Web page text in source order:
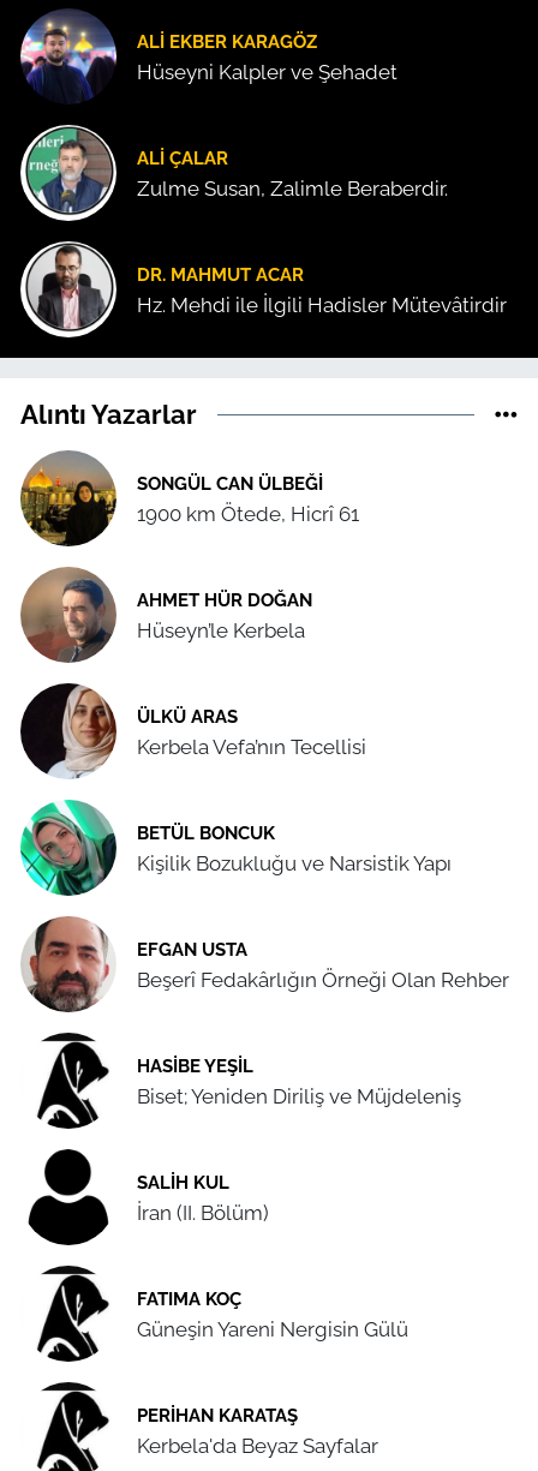
ALI EKBER KARAGÖZ
Hüseyni Kalpler ve Şehadet
ALI ÇALAR
Zulme Susan, Zalimle Beraberdir.
DR. MAHMUT ACAR
Hz. Mehdi ile İlgili Hadisler Mütevâtirdir
Alıntı Yazarlar
SONGÜL CAN ÜLBEĞI
1900 km Ötede, Hicrî 61
AHMET HÜR DOĞAN
Hüseyn’le Kerbela
ÜLKÜ ARAS
Kerbela Vefa’nın Tecellisi
BETÜL BONCUK
Kişilik Bozukluğu ve Narsistik Yapı
EFGAN USTA
Beşerî Fedakârlığın Örneği Olan Rehber
HASIBE YEŞIL
Biset; Yeniden Diriliş ve Müjdeleniş
SALIH KUL
İran (II. Bölüm)
FATIMA KOÇ
Güneşin Yareni Nergisin Gülü
PERIHAN KARATAŞ
Kerbela'da Beyaz Sayfalar